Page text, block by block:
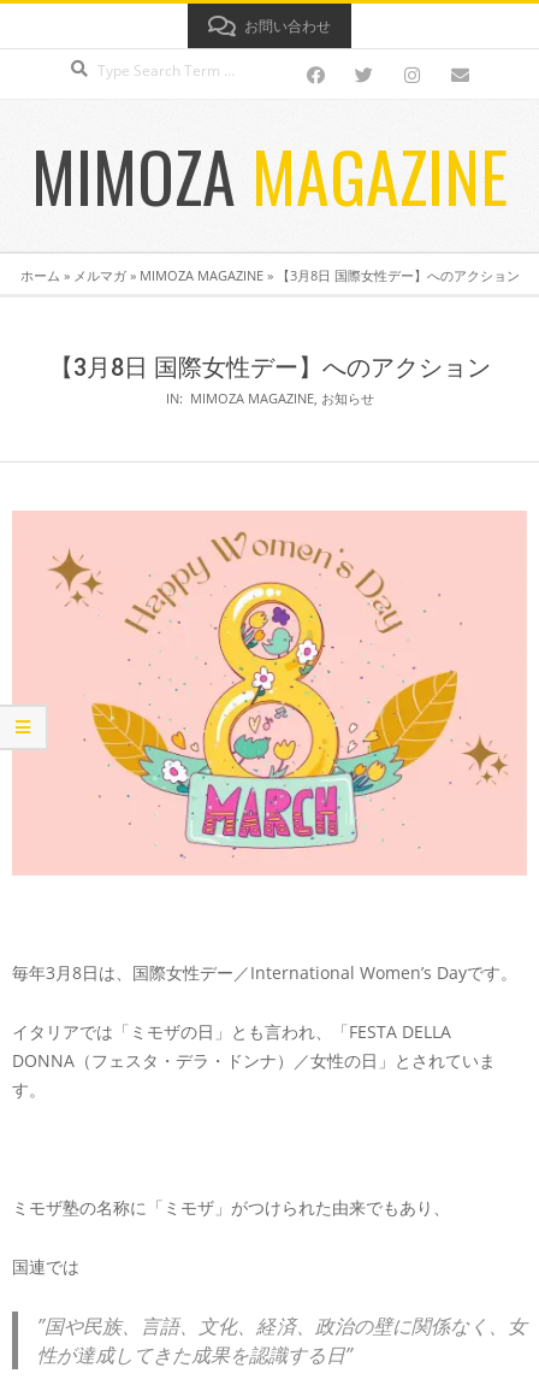
to
お問い合わせ
MIMOZA MAGAZINE
Secondary
ホーム » メルマガ » MIMOZA MAGAZINE »【3月8日 国際女性デー】へのアクション
【3月8日 国際女性デー】へのアクション
IN: MIMOZA MAGAZINE, お知らせ
毎年3月8日は、国際女性デー／International Women’s Dayです。
イタリアでは「ミモザの日」とも言われ、「FESTA DELLA
DONNA（フェスタ・デラ・ドンナ）／女性の日」とされていま
す。
ミモザ塾の名称に「ミモザ」がつけられた由来でもあり、
国連では
”国や民族、言語、文化、経済、政治の壁に関係なく、女
性が達成してきた成果を認識する日”